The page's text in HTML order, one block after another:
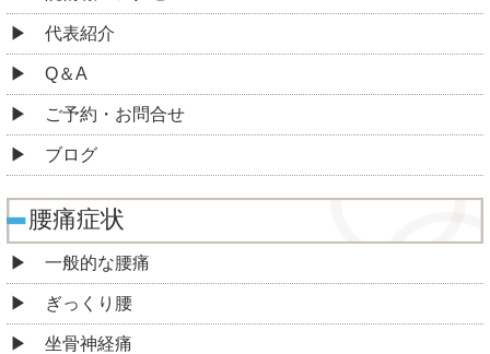
代表紹介
Q＆A
ご予約・お問合せ
ブログ
腰痛症状
一般的な腰痛
ぎっくり腰
坐骨神経痛